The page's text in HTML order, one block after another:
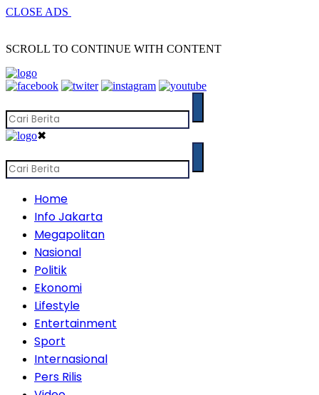
CLOSE ADS
SCROLL TO CONTINUE WITH CONTENT
✖
Home
Info Jakarta
Megapolitan
Nasional
Politik
Ekonomi
Lifestyle
Entertainment
Sport
Internasional
Pers Rilis